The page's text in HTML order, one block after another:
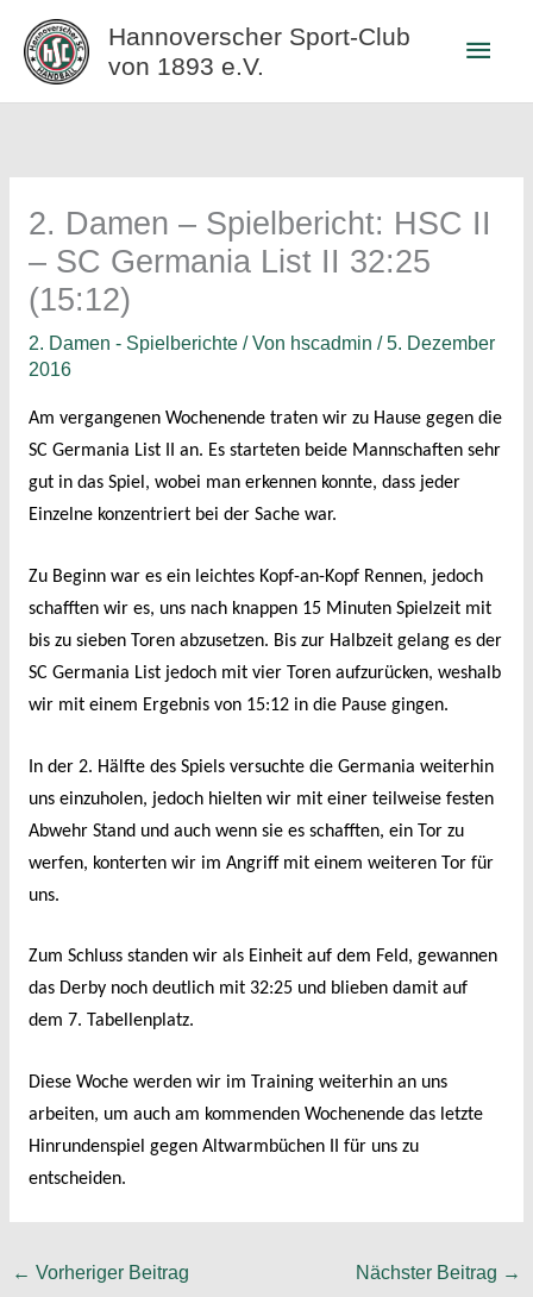
Inhalt
springen
Hannoverscher Sport-Club
von 1893 e.V.
2. Damen – Spielbericht: HSC II
– SC Germania List II 32:25
(15:12)
2. Damen - Spielberichte/ Von hscadmin /5. Dezember
2016
Am vergangenen Wochenende traten wir zu Hause gegen die
SC Germania List II an. Es starteten beide Mannschaften sehr
gut in das Spiel, wobei man erkennen konnte, dass jeder
Einzelne konzentriert bei der Sache war.
Zu Beginn war es ein leichtes Kopf-an-Kopf Rennen, jedoch
schafften wir es, uns nach knappen 15 Minuten Spielzeit mit
bis zu sieben Toren abzusetzen. Bis zur Halbzeit gelang es der
SC Germania List jedoch mit vier Toren aufzurücken, weshalb
wir mit einem Ergebnis von 15:12 in die Pause gingen.
In der 2. Hälfte des Spiels versuchte die Germania weiterhin
uns einzuholen, jedoch hielten wir mit einer teilweise festen
Abwehr Stand und auch wenn sie es schafften, ein Tor zu
werfen, konterten wir im Angriff mit einem weiteren Tor für
uns.
Zum Schluss standen wir als Einheit auf dem Feld, gewannen
das Derby noch deutlich mit 32:25 und blieben damit auf
dem 7. Tabellenplatz.
Diese Woche werden wir im Training weiterhin an uns
arbeiten, um auch am kommenden Wochenende das letzte
Hinrundenspiel gegen Altwarmbüchen II für uns zu
entscheiden.
← Vorheriger Beitrag Nächster Beitrag →